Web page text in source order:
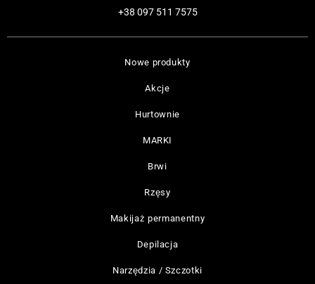
Nowe produkty
Akcje
Hurtownie
MARKI
Brwi
Rzęsy
Makijaż permanentny
Depilacja
Narzędzia / Szczotki
+38 097 511 7575